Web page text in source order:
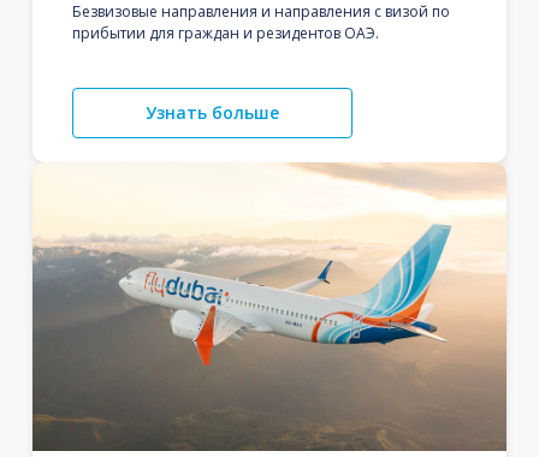
Безвизовые направления и направления с визой по
прибытии для граждан и резидентов ОАЭ.
Узнать больше